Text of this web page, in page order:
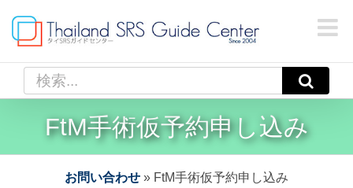
content
索
FtM手術仮予約申し込み
お問い合わせ » FtM手術仮予約申し込み